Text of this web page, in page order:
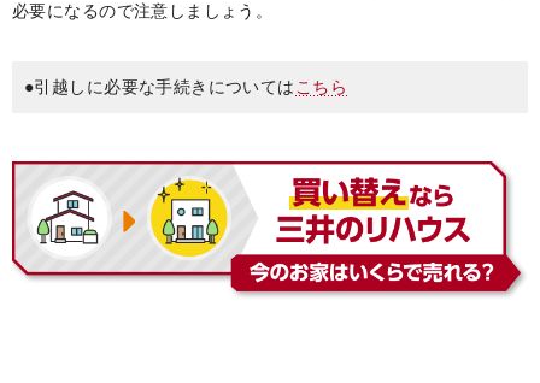
必要になるので注意しましょう。
●引越しに必要な手続きについてはこちら